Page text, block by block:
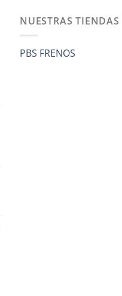
NUESTRAS TIENDAS
PBS FRENOS